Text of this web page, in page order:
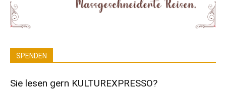
SPENDEN
Sie lesen gern KULTUREXPRESSO?